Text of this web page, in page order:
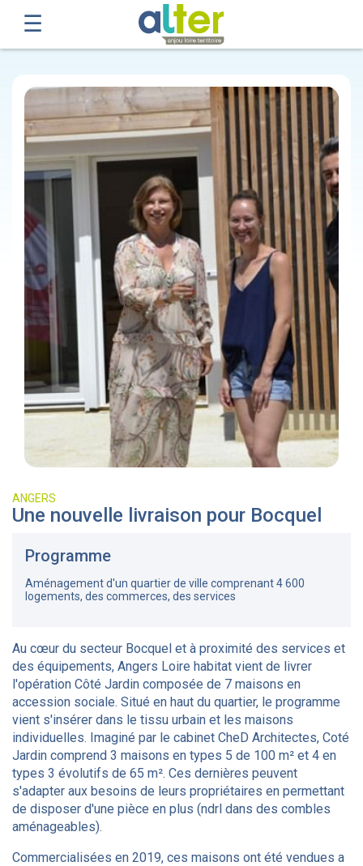
ANGERS
Une nouvelle livraison pour Bocquel
Programme
Aménagement d'un quartier de ville comprenant 4 600
logements, des commerces, des services
Au cœur du secteur Bocquel et à proximité des services et
des équipements, Angers Loire habitat vient de livrer
l'opération Côté Jardin composée de 7 maisons en
accession sociale. Situé en haut du quartier, le programme
vient s'insérer dans le tissu urbain et les maisons
individuelles. Imaginé par le cabinet CheD Architectes, Coté
Jardin comprend 3 maisons en types 5 de 100 m² et 4 en
types 3 évolutifs de 65 m². Ces dernières peuvent
s'adapter aux besoins de leurs propriétaires en permettant
de disposer d'une pièce en plus (ndrl dans des combles
aménageables).
Commercialisées en 2019, ces maisons ont été vendues a